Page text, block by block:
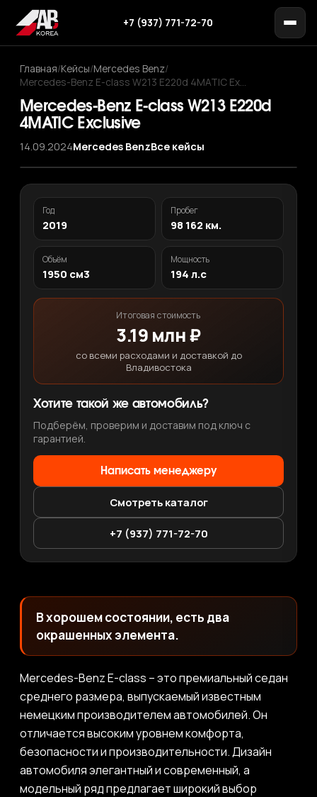
+7 (937) 771-72-70
Главная/Кейсы/Mercedes Benz/
Mercedes-Benz E-class W213 E220d 4MATIC Ex…
Mercedes-Benz E-class W213 E220d
4MATIC Exclusive
14.09.2024Mercedes BenzВсе кейсы
‹
›
1/ 11
Год
2019
Пробег
98 162 км.
Объём
1950 см3
Мощность
194 л.с
Итоговая стоимость
3.19 млн ₽
со всеми расходами и доставкой до
Владивостока
Хотите такой же автомобиль?
Подберём, проверим и доставим под ключ с
гарантией.
Написать менеджеру
Смотреть каталог
+7 (937) 771-72-70
В хорошем состоянии, есть два
окрашенных элемента.
Mercedes-Benz E-class – это премиальный седан
среднего размера, выпускаемый известным
немецким производителем автомобилей. Он
отличается высоким уровнем комфорта,
безопасности и производительности. Дизайн
автомобиля элегантный и современный, а
модельный ряд предлагает широкий выбор